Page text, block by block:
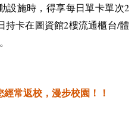
設施時，得享每日單卡單次2
持卡在圖資館2樓流通櫃台/體
常返校，漫步校園！！